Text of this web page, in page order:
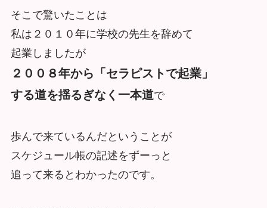
そこで驚いたことは
私は２０１０年に学校の先生を辞めて
起業しましたが
２００８年から「セラピストで起業」
する道を揺るぎなく一本道で
歩んで来ているんだということが
スケジュール帳の記述をずーっと
追って来るとわかったのです。